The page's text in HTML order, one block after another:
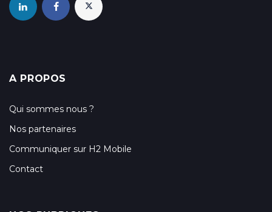
A PROPOS
Qui sommes nous ?
Nos partenaires
Communiquer sur H2 Mobile
Contact